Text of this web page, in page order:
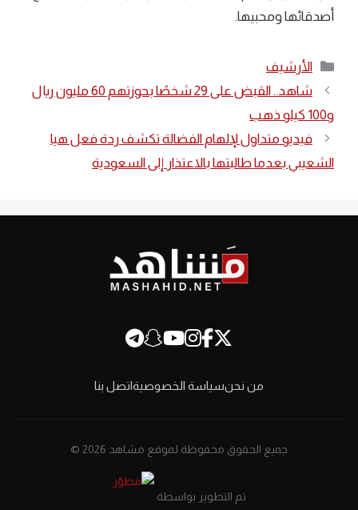
أصدقائها ومحبيها.
التصنيفات
الأرشيف
شاهد.. القبض على 29 شخصًا بحوزتهم 60 مليون ريال
و100 كيلو ذهب
فيديو متداول لإلهام الفضالة تكشف ردة فعل هيا
الشعيبي بعدما طالبتها بالاعتذار إلى السعودية
من نحنسياسة الخصوصيةاتصل بنا
جميع الحقوق محفوظة لموقع مشاهد 2026 ©
تم التطوير بواسطة